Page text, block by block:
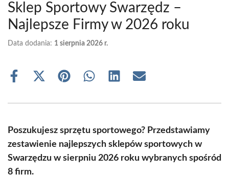
Sklep Sportowy Swarzędz –
Najlepsze Firmy w 2026 roku
Data dodania: 1 sierpnia 2026 r.
Share
Share
(Twitter)
Share Share Share Share
Poszukujesz sprzętu sportowego? Przedstawiamy
zestawienie najlepszych sklepów sportowych w
Swarzędzu w sierpniu 2026 roku wybranych spośród
8 firm.